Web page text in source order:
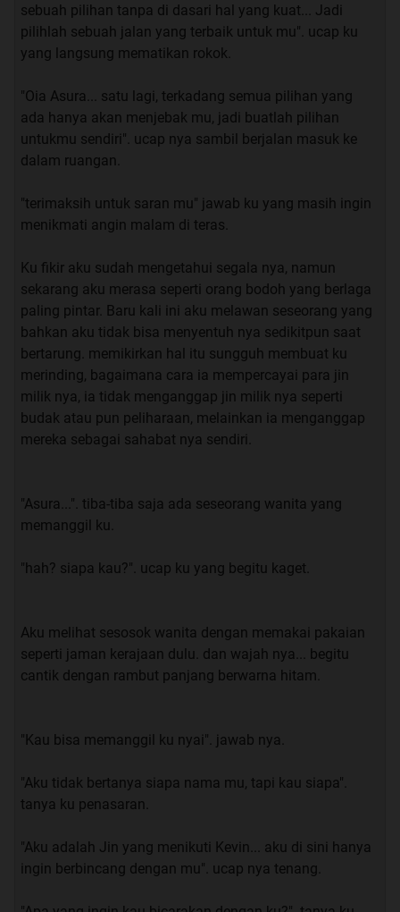
Seperti biasa saya sangat berterima kasih jika agan atau
sista memberikan masukan ataupun kritikan positif
TIdak perlu berlama-lama lagi mendengar curhatan
saya, langsung saja kita mulai cerita nya
Quote:
PART 1 : Mahasiswi Pindahan
“bosan”. ucap ku sambil menghela nafas.
Aku sedang duduk di dalam kelas sambil memutar -
mutar pulpen, sebenarnya aku sedang ada kelas, namun
aku sangat malas untuk memperhatikan apa yang
sudah pernah ku baca di buku. Ku akui aku memanglah
kutu buku, ber jam-jam aku habiskan hanya untuk
atau pun di taman. Aku merasa seperti Buku adalah
aku hanya orang malas yang tidak ada kerjaan selain
membaca, ya.. walauipun definisi malas ku ini tidak
umum.
“ssstttt rom.. rom..”. salah seorang teman ku mencoba
“nyaut”. saut ku.
“Baru dapet info nih, kata nya bakal ada mahasiswi
pindahan dari luar kota, dan kebetulan dia seangkatan
sebuah pilihan tanpa di dasari hal yang kuat... Jadi
pilihlah sebuah jalan yang terbaik untuk mu". ucap ku
yang langsung mematikan rokok.
"Oia Asura... satu lagi, terkadang semua pilihan yang
ada hanya akan menjebak mu, jadi buatlah pilihan
untukmu sendiri". ucap nya sambil berjalan masuk ke
dalam ruangan.
"terimaksih untuk saran mu" jawab ku yang masih ingin
menikmati angin malam di teras.
Ku fikir aku sudah mengetahui segala nya, namun
sekarang aku merasa seperti orang bodoh yang berlaga
paling pintar. Baru kali ini aku melawan seseorang yang
bahkan aku tidak bisa menyentuh nya sedikitpun saat
bertarung. memikirkan hal itu sungguh membuat ku
merinding, bagaimana cara ia mempercayai para jin
milik nya, ia tidak menganggap jin milik nya seperti
budak atau pun peliharaan, melainkan ia menganggap
mereka sebagai sahabat nya sendiri.
"Asura...". tiba-tiba saja ada seseorang wanita yang
memanggil ku.
"hah? siapa kau?". ucap ku yang begitu kaget.
Aku melihat sesosok wanita dengan memakai pakaian
seperti jaman kerajaan dulu. dan wajah nya... begitu
cantik dengan rambut panjang berwarna hitam.
"Kau bisa memanggil ku nyai". jawab nya.
"Aku tidak bertanya siapa nama mu, tapi kau siapa".
tanya ku penasaran.
"Aku adalah Jin yang menikuti Kevin... aku di sini hanya
ingin berbincang dengan mu". ucap nya tenang.